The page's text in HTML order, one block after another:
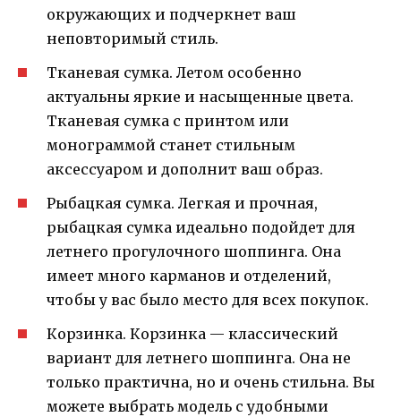
окружающих и подчеркнет ваш
неповторимый стиль.
Тканевая сумка. Летом особенно
актуальны яркие и насыщенные цвета.
Тканевая сумка с принтом или
монограммой станет стильным
аксессуаром и дополнит ваш образ.
Рыбацкая сумка. Легкая и прочная,
рыбацкая сумка идеально подойдет для
летнего прогулочного шоппинга. Она
имеет много карманов и отделений,
чтобы у вас было место для всех покупок.
Корзинка. Корзинка — классический
вариант для летнего шоппинга. Она не
только практична, но и очень стильна. Вы
можете выбрать модель с удобными